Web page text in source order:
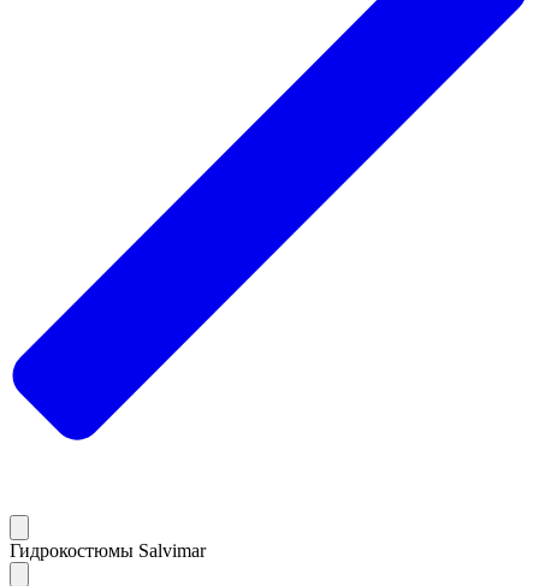
Гидрокостюмы Salvimar